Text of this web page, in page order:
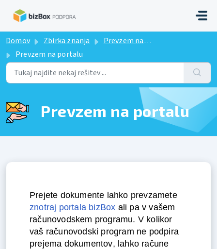
Domov Zbirka znanja
Prevzem na portalu
Prevzem na portalu
Prevzem na portalu
Prejete dokumente lahko prevzamete
znotraj portala bizBox ali pa v vašem
računovodskem programu. V kolikor
vaš računovodski program ne podpira
prejema dokumentov, lahko račune